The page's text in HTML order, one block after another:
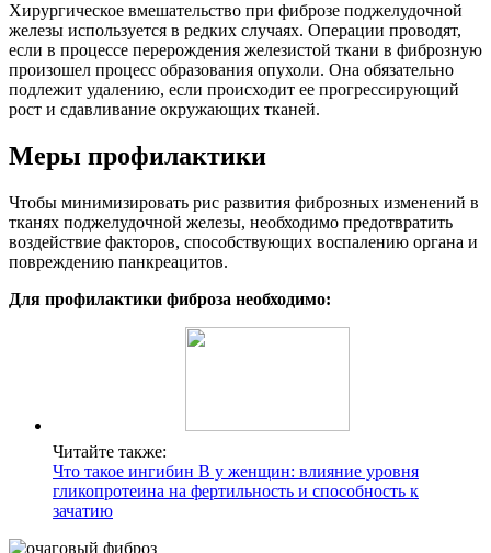
Хирургическое вмешательство при фиброзе поджелудочной
железы используется в редких случаях. Операции проводят,
если в процессе перерождения железистой ткани в фиброзную
произошел процесс образования опухоли. Она обязательно
подлежит удалению, если происходит ее прогрессирующий
рост и сдавливание окружающих тканей.
Меры профилактики
Чтобы минимизировать рис развития фиброзных изменений в
тканях поджелудочной железы, необходимо предотвратить
воздействие факторов, способствующих воспалению органа и
повреждению панкреацитов.
Для профилактики фиброза необходимо:
Читайте также:
Что такое ингибин В у женщин: влияние уровня
гликопротеина на фертильность и способность к
зачатию